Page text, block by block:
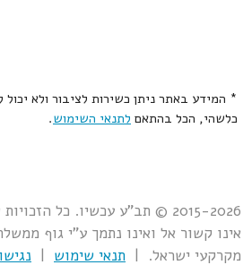
* המידע באתר ניתן כשירות לציבור ולא
כלשהי, הכל בהתאם לתנאי השימוש.
2015-2026 © תב"ע עכשיו. כל
אינו קשור אל ואינו נתמך ע"י גוף
מקרקעי ישראל. | תנאי שימוש |